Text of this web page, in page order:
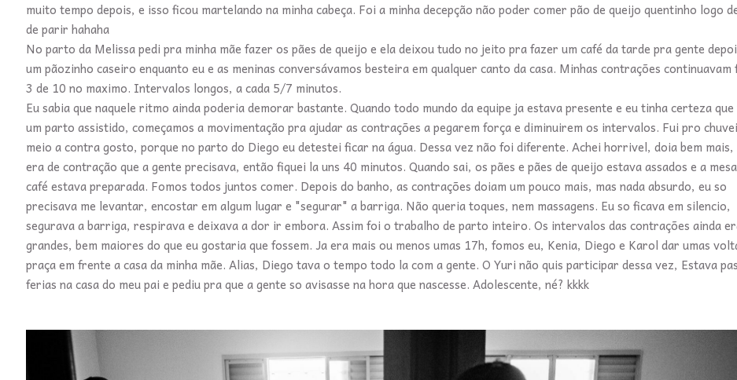
muito tempo depois, e isso ficou martelando na minha cabeça. Foi a minha decepção não poder comer pão de queijo quentinho logo
de parir hahaha
No parto da Melissa pedi pra minha mãe fazer os pães de queijo e ela deixou tudo no jeito pra fazer um café da tarde pra gente
um pãozinho caseiro enquanto eu e as meninas conversávamos besteira em qualquer canto da casa. Minhas contrações continuavam
3 de 10 no maximo. Intervalos longos, a cada 5/7 minutos.
Eu sabia que naquele ritmo ainda poderia demorar bastante. Quando todo mundo da equipe ja estava presente e eu tinha certeza
um parto assistido, começamos a movimentação pra ajudar as contrações a pegarem força e diminuirem os intervalos. Fui pro
meio a contra gosto, porque no parto do Diego eu detestei ficar na água. Dessa vez não foi diferente. Achei horrivel, doia bem mais,
era de contração que a gente precisava, então fiquei la uns 40 minutos. Quando sai, os pães e pães de queijo estava assados e a
café estava preparada. Fomos todos juntos comer. Depois do banho, as contrações doiam um pouco mais, mas nada absurdo, eu so
precisava me levantar, encostar em algum lugar e "segurar" a barriga. Não queria toques, nem massagens. Eu so ficava em silencio,
segurava a barriga, respirava e deixava a dor ir embora. Assim foi o trabalho de parto inteiro. Os intervalos das contrações ainda
grandes, bem maiores do que eu gostaria que fossem. Ja era mais ou menos umas 17h, fomos eu, Kenia, Diego e Karol dar umas
praça em frente a casa da minha mãe. Alias, Diego tava o tempo todo la com a gente. O Yuri não quis participar dessa vez, Estava
ferias na casa do meu pai e pediu pra que a gente so avisasse na hora que nascesse. Adolescente, né? kkkk